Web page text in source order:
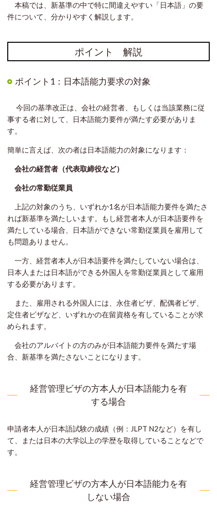
本稿では、新基準の中で特に間違えやすい「日本語」の要
件について、分かりやすく解説します。
ポイント 解説
ポイント1：日本語能力要求の対象
今回の基準改正は、会社の経営者、もしくは当該業務に従
事する者に対して、日本語能力要件が満たす必要がありま
す。
簡単に言えば、次の者は日本語能力の対象になります：
会社の経営者（代表取締役など）
会社の常勤従業員
上記の対象のうち、いずれか1名が日本語能力要件を満たさ
れば新基準を満たしいます。もし経営者本人が日本語要件を
満たしている場合、日本語ができない常勤従業員を雇用して
も問題ありません。
一方、経営者本人が日本語要件を満たしていない場合は、
日本人または日本語ができる外国人を常勤従業員として雇用
する必要があります。
また、雇用される外国人には、永住者ビザ、配偶者ビザ、
定住者ビザなど、いずれかの在留資格を有していることが求
められます。
会社のアルバイトの方のみが日本語能力要件を満たす場
合、新基準を満たさないことになります。
経営管理ビザの方本人が日本語能力を有
する場合
申請者本人が日本語試験の成績（例：JLPT N2など）を有し
て、または日本の大学以上の学歴を取得していることなどで
す。
経営管理ビザの方本人が日本語能力を有
しない場合